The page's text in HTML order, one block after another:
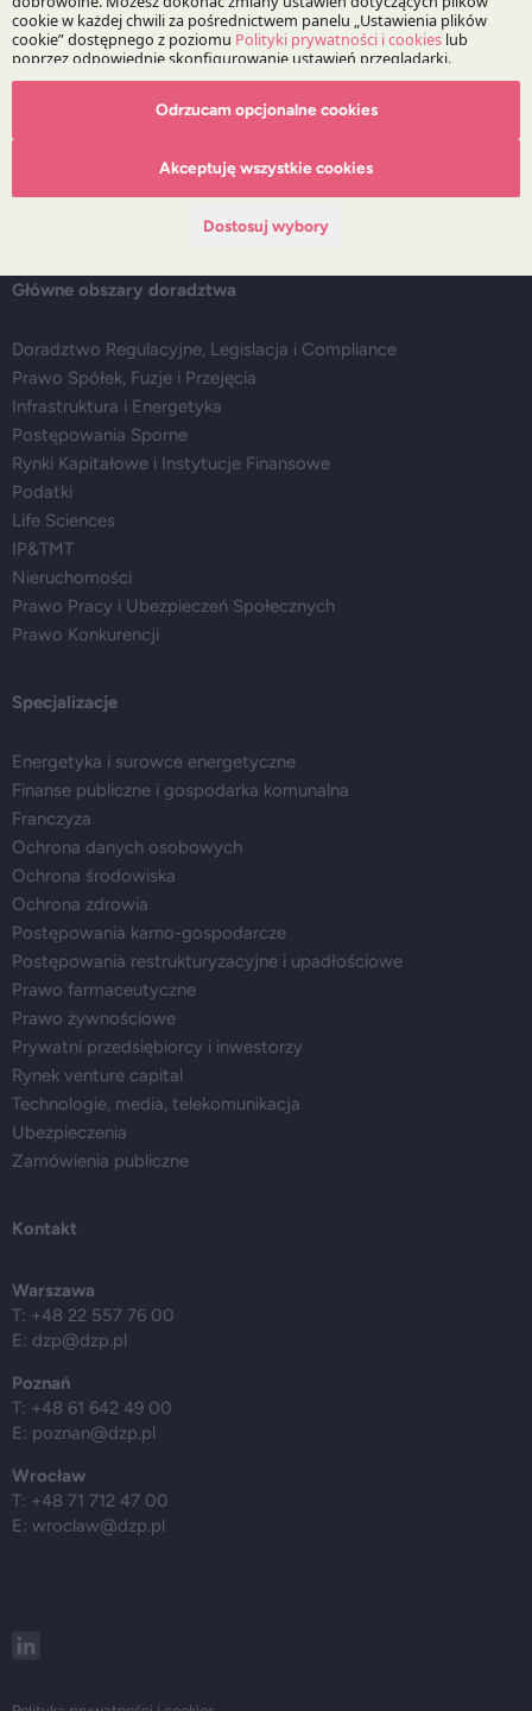
O Kancelarii
O DZP
Nasze doradztwo
Wydarzenia
Główne obszary doradztwa
Doradztwo Regulacyjne, Legislacja i Compliance
Prawo Spółek, Fuzje i Przejęcia
Infrastruktura i Energetyka
Postępowania Sporne
Rynki Kapitałowe i Instytucje Finansowe
Podatki
Life Sciences
IP&TMT
Nieruchomości
Prawo Pracy i Ubezpieczeń Społecznych
Prawo Konkurencji
Specjalizacje
Energetyka i surowce energetyczne
Finanse publiczne i gospodarka komunalna
Franczyza
Ochrona danych osobowych
Ochrona środowiska
Ochrona zdrowia
Postępowania karno-gospodarcze
Postępowania restrukturyzacyjne i upadłościowe
Prawo farmaceutyczne
Prawo żywnościowe
Prywatni przedsiębiorcy i inwestorzy
Rynek venture capital
Technologie, media, telekomunikacja
Ubezpieczenia
Zamówienia publiczne
Kontakt
Warszawa
T: +48 22 557 76 00
E: dzp@dzp.pl
Poznań
T: +48 61 642 49 00
E: poznan@dzp.pl
Wrocław
T: +48 71 712 47 00
E: wroclaw@dzp.pl
Odrzucam opcjonalne cookies
Akceptuję wszystkie cookies
Dostosuj wybory